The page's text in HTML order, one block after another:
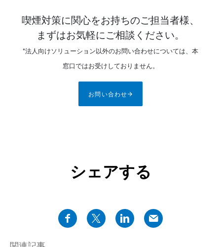
喫煙対策に関心をお持ちのご担当者様、
まずはお気軽にご相談ください。
*法人向けソリューション以外のお問い合わせについては、本
窓口ではお受けしておりません。
お問い合わせ
シェアする